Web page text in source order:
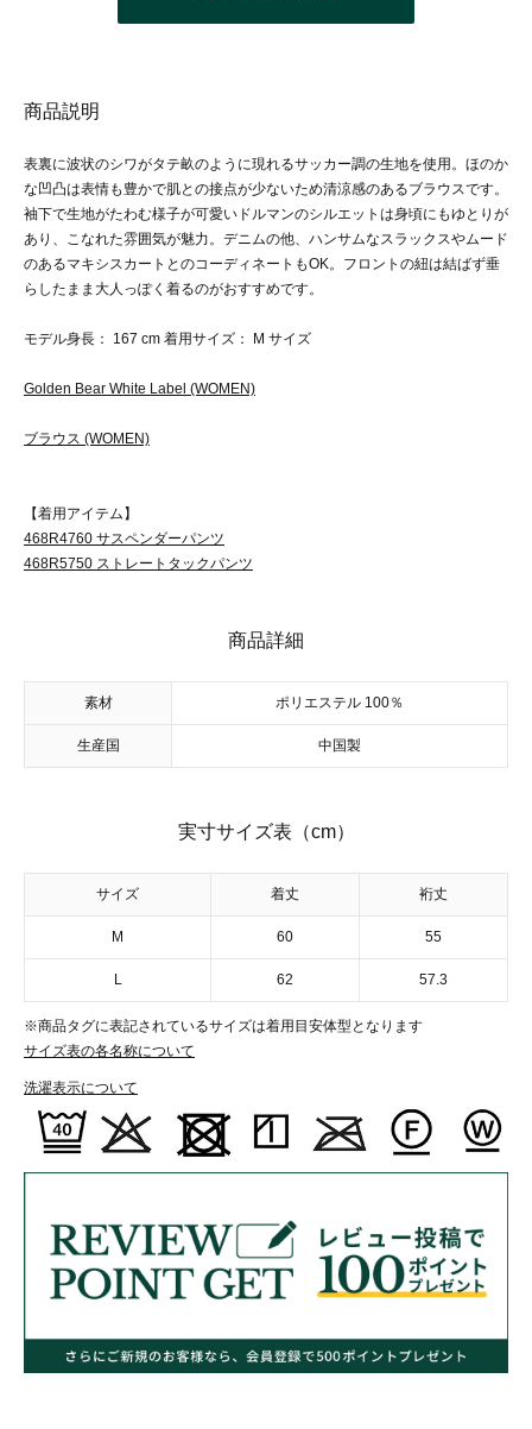
商品説明
表裏に波状のシワがタテ畝のように現れるサッカー調の生地を使用。ほのか
な凹凸は表情も豊かで肌との接点が少ないため清涼感のあるブラウスです。
袖下で生地がたわむ様子が可愛いドルマンのシルエットは身頃にもゆとりが
あり、こなれた雰囲気が魅力。デニムの他、ハンサムなスラックスやムード
のあるマキシスカートとのコーディネートもOK。フロントの紐は結ばず垂
らしたまま大人っぽく着るのがおすすめです。
モデル身長： 167 cm 着用サイズ： M サイズ
Golden Bear White Label (WOMEN)
ブラウス (WOMEN)
【着用アイテム】
468R4760 サスペンダーパンツ
468R5750 ストレートタックパンツ
商品詳細
素材 ポリエステル 100％
生産国 中国製
実寸サイズ表（cm）
サイズ 着丈 裄丈
M 60 55
L 62 57.3
※商品タグに表記されているサイズは着用目安体型となります
サイズ表の各名称について
洗濯表示について